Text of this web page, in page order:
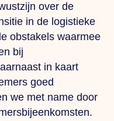
over de
in de logistieke
obstakels waarmee
bij
in kaart
goed
we met name door